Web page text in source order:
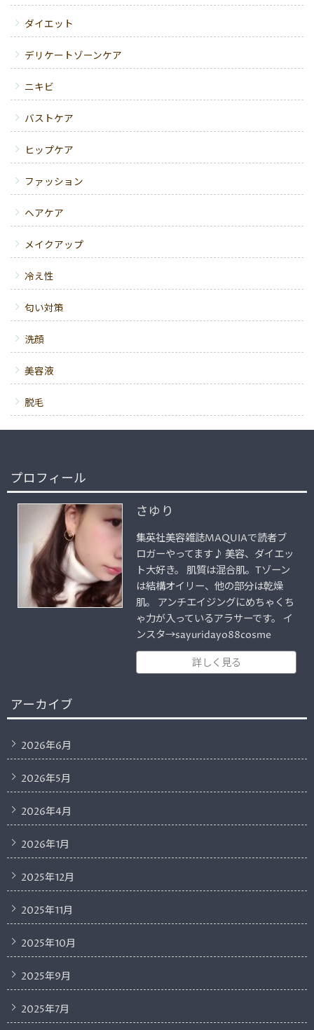
ダイエット
デリケートゾーンケア
ニキビ
バストケア
ヒップケア
ファッション
ヘアケア
メイクアップ
冷え性
匂い対策
洗顔
美容液
脱毛
プロフィール
さゆり
集英社美容雑誌MAQUIAで読者ブ
ロガーやってます♪ 美容、ダイエッ
ト大好き。 肌質は混合肌。Tゾーン
は結構オイリー、他の部分は乾燥
肌。 アンチエイジングにめちゃくち
ゃ力が入っているアラサーです。 イ
ンスタ→sayuridayo88cosme
詳しく見る
アーカイブ
2026年6月
2026年5月
2026年4月
2026年1月
2025年12月
2025年11月
2025年10月
2025年9月
2025年7月